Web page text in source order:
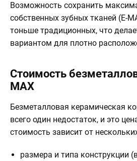
Возможность сохранить
собственных зубных тканей (E-
тоньше традиционных, что
вариантом для плотно
Стоимость
MAX
Безметалловая керамическая
всего один недостаток, и это
стоимость зависит от
размера и типа конструкции